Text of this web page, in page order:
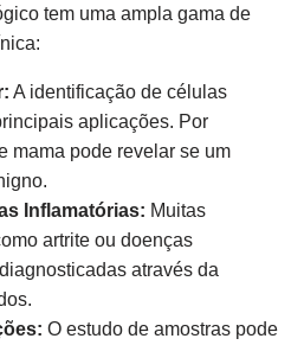
tem uma ampla gama de
A identificação de células
aplicações. Por
mama pode revelar se um
Inflamatórias: Muitas
artrite ou doenças
através da
O estudo de amostras pode